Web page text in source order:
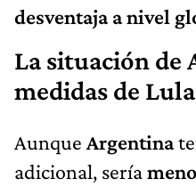
desventaja a nivel
La situación de
medidas de Lula
Aunque Argentina
adicional, sería